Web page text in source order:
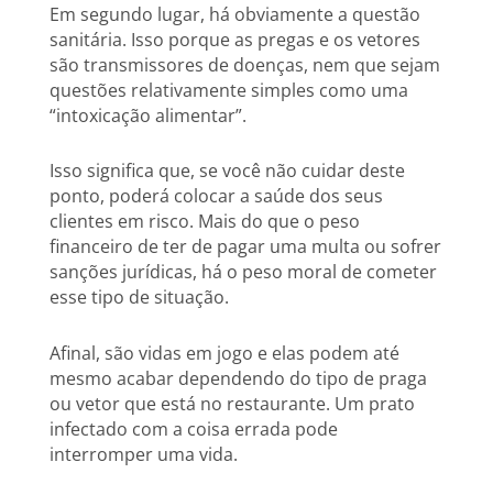
Em segundo lugar, há obviamente a questão
sanitária. Isso porque as pregas e os vetores
são transmissores de doenças, nem que sejam
questões relativamente simples como uma
“intoxicação alimentar”.
Isso significa que, se você não cuidar deste
ponto, poderá colocar a saúde dos seus
clientes em risco. Mais do que o peso
financeiro de ter de pagar uma multa ou sofrer
sanções jurídicas, há o peso moral de cometer
esse tipo de situação.
Afinal, são vidas em jogo e elas podem até
mesmo acabar dependendo do tipo de praga
ou vetor que está no restaurante. Um prato
infectado com a coisa errada pode
interromper uma vida.